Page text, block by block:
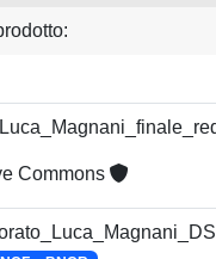
Commons